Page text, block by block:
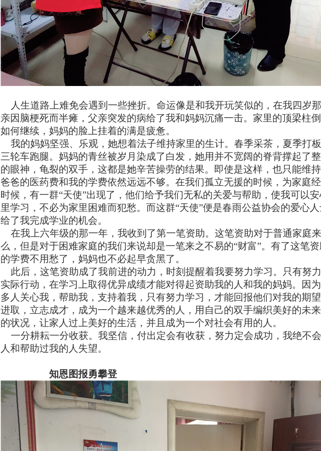
人生道路上难免会遇到一些挫折。命运像是和我开玩笑似的，在我四岁
亲因脑梗死而半瘫，父亲突发的病给了我和妈妈沉痛一击。家里的顶梁柱
如何继续，妈妈的脸上挂着的满是疲惫。
我的妈妈坚强、乐观，她想着法子维持家里的生计。春季采茶，夏季打
三轮车跑腿。妈妈的青丝被岁月染成了白发，她用并不宽阔的脊背撑起了
的眼神，龟裂的双手，这都是她辛苦操劳的结果。即使是这样，也只能维持
爸爸的医药费和我的学费依然远远不够。在我们孤立无援的时候，为家庭
时候，有一群“天使”出现了，他们给予我们无私的关爱与帮助，使我可以
里学习，不必为家里困难而犯愁。而这群“天使”便是春雨公益协会的爱心
给了我完成学业的机会。
在我上六年级的那一年，我收到了第一笔资助。这笔资助对于普通家庭
么，但是对于困难家庭的我们来说却是一笔来之不易的“财富”。有了这笔
的学费不用愁了，妈妈也不必起早贪黑了。
此后，这笔资助成了我前进的动力，时刻提醒着我要努力学习。只有努
实际行动，在学习上取得优异成绩才能对得起资助我的人和我的妈妈。因
多人关心我，帮助我，支持着我，只有努力学习，才能回报他们对我的期
进取，立志成才，成为一个越来越优秀的人，用自己的双手编织美好的未
的状况，让家人过上美好的生活，并且成为一个对社会有用的人。
一分耕耘一分收获。我坚信，付出定会有收获，努力定会成功，我绝不
人和帮助过我的人失望。
知恩图报勇攀登